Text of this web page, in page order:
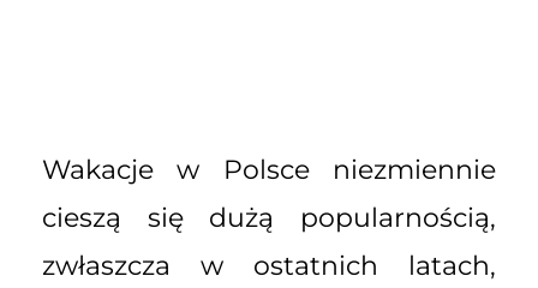
Wakacje w Polsce niezmiennie
cieszą się dużą popularnością,
zwłaszcza w ostatnich latach,